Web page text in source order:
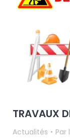
TRAVAUX
Actualités Par